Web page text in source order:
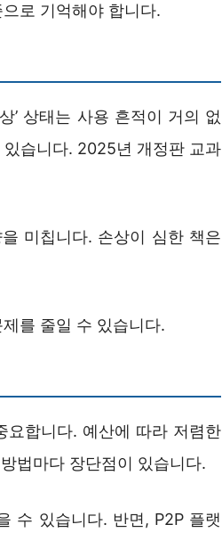
로 기억해야 합니다.
’ 상태는 사용 흔적이 거의 없
있습니다. 2025년 개정판 교과
미칩니다. 손상이 심한 책은
를 줄일 수 있습니다.
요합니다. 예산에 따라 저렴한
법마다 장단점이 있습니다.
수 있습니다. 반면, P2P 플랫